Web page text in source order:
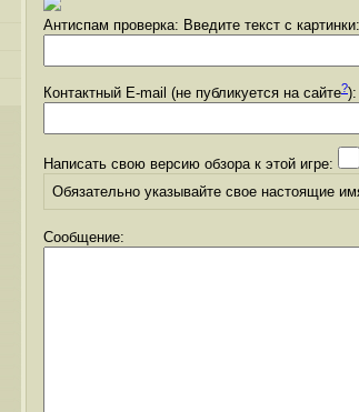
Антиспам проверка: Введите текст с картинки:
Контактный E-mail (не публикуется на сайте?):
Написать свою версию обзора к этой игре:
Обязательно указывайте свое настоящие
Сообщение: